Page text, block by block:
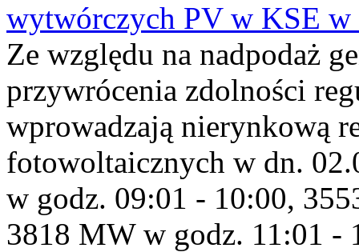
wytwórczych PV w KSE w
Ze względu na nadpodaż
przywrócenia zdolności
wprowadzają nierynkową
fotowoltaicznych w dn.
w godz. 09:01 - 10:00,
3818 MW w godz. 11:01 -